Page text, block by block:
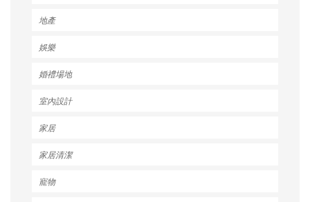
地產
娛樂
婚禮場地
室內設計
家居
家居清潔
寵物